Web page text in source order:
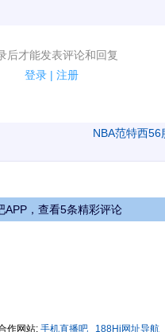
后才能发表评论和回复
登录 | 注册
！
NBA范特西56
APP，查看5条精彩评论
作网站: 手机直播吧 188Hi网址导航